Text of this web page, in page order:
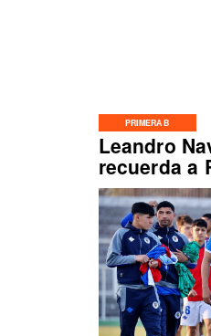
PRIMERA B
Leandro
recuerda a